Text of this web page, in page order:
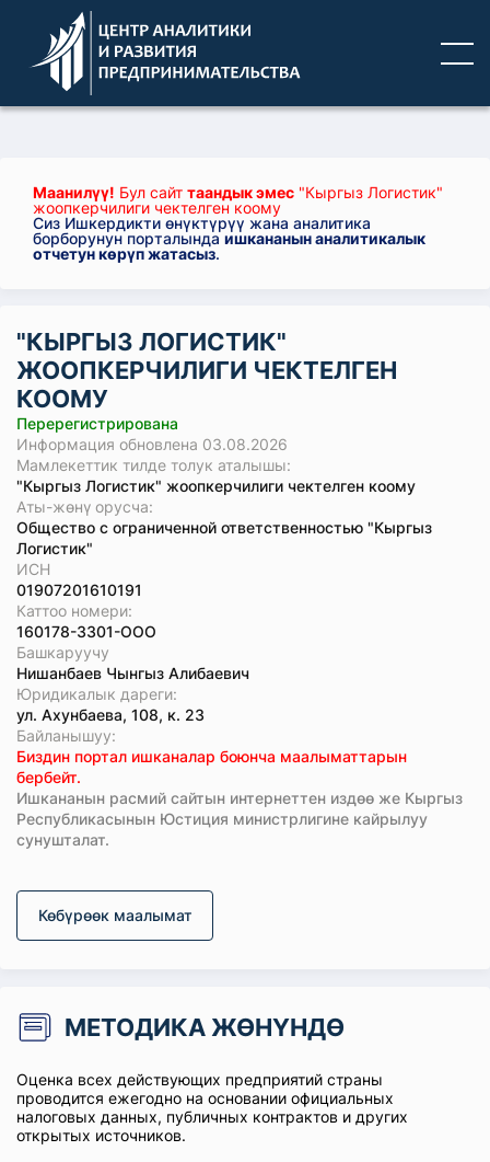
Маанилүү! Бул сайт таандык эмес "Кыргыз Логистик"
жоопкерчилиги чектелген коому
Сиз Ишкердикти өнүктүрүү жана аналитика
борборунун порталындаишкананын аналитикалык
отчетун көрүп жатасыз.
"КЫРГЫЗ ЛОГИСТИК"
ЖООПКЕРЧИЛИГИ ЧЕКТЕЛГЕН
КООМУ
Перерегистрирована
Информация обновлена 03.08.2026
Мамлекеттик тилде толук аталышы:
"Кыргыз Логистик" жоопкерчилиги чектелген коому
Аты-жөнү орусча:
Общество с ограниченной ответственностью "Кыргыз
Логистик"
ИСН
01907201610191
Каттоо номери:
160178-3301-ООО
Башкаруучу
Нишанбаев Чынгыз Алибаевич
Юридикалык дареги:
ул. Ахунбаева, 108, к. 23
Байланышуу:
Биздин портал ишканалар боюнча маалыматтарын
бербейт.
Ишкананын расмий сайтын интернеттен издөө же Кыргыз
Республикасынын Юстиция министрлигине кайрылуу
сунушталат.
Көбүрөөк маалымат
МЕТОДИКА ЖӨНҮНДӨ
Оценка всех действующих предприятий страны
проводится ежегодно на основании официальных
налоговых данных, публичных контрактов и других
открытых источников.